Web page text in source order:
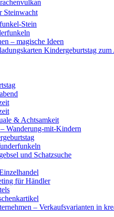
Steinwacht
Stein
– magische Ideen
Kindergeburtstag
& Achtsamkeit
Wanderung-mit-Kindern
und Schatzsuche
für Händler
– Verkaufsvarianten in